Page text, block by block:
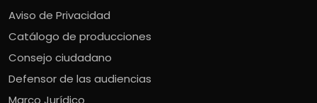
Aviso de Privacidad
Catálogo de producciones
Consejo ciudadano
Defensor de las audiencias